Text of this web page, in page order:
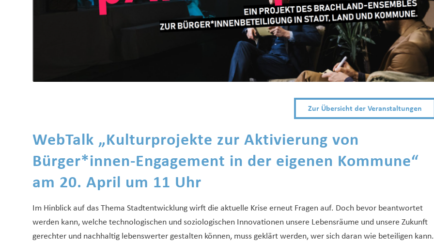
Zur Übersicht der Veranstaltungen
WebTalk „Kulturprojekte zur Aktivierung von
Bürger*innen-Engagement in der eigenen Kommune“
am 20. April um 11 Uhr
Im Hinblick auf das Thema Stadtentwicklung wirft die aktuelle Krise erneut Fragen auf. Doch bevor beantwortet
werden kann, welche technologischen und soziologischen Innovationen unsere Lebensräume und unsere Zukunft
gerechter und nachhaltig lebenswerter gestalten können, muss geklärt werden, wer sich daran wie beteiligen kann.